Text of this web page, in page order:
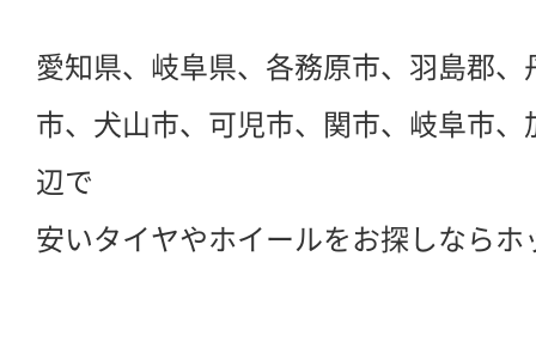
愛知県、岐阜県、各務原市、羽島郡
市、犬山市、可児市、関市、岐阜市
辺で
安いタイヤやホイールをお探しなら